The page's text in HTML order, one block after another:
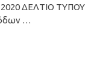
ΔΕΛΤΙΟ ΤΥΠΟΥ
…